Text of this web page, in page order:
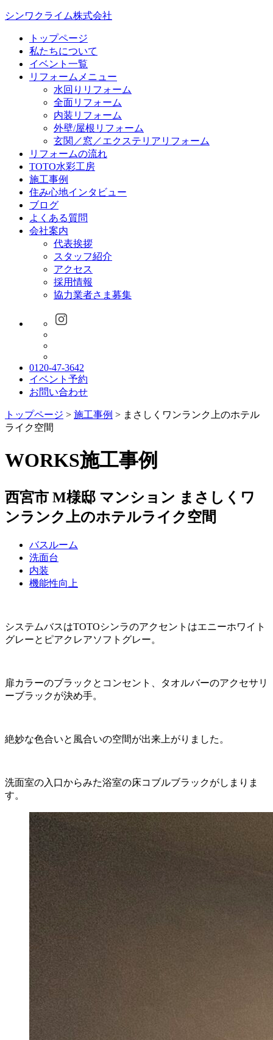
シンワクライム株式会社
トップページ
私たちについて
イベント一覧
リフォームメニュー
水回りリフォーム
全面リフォーム
内装リフォーム
外壁/屋根リフォーム
玄関／窓／エクステリアリフォーム
リフォームの流れ
TOTO水彩工房
施工事例
住み心地インタビュー
ブログ
よくある質問
会社案内
代表挨拶
スタッフ紹介
アクセス
採用情報
協力業者さま募集
0120-47-3642
イベント予約
お問い合わせ
トップページ > 施工事例 > まさしくワンランク上のホテル
ライク空間
WORKS施工事例
西宮市 M様邸 マンション まさしくワ
ンランク上のホテルライク空間
バスルーム
洗面台
内装
機能性向上
システムバスはTOTOシンラのアクセントはエニーホワイト
グレーとピアクレアソフトグレー。
扉カラーのブラックとコンセント、タオルバーのアクセサリ
ーブラックが決め手。
絶妙な色合いと風合いの空間が出来上がりました。
洗面室の入口からみた浴室の床コブルブラックがしまりま
す。